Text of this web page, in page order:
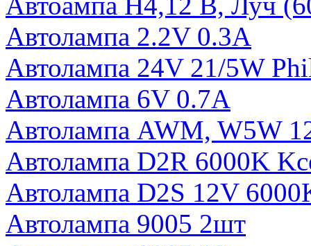
Автолампа 2.2V 0.3A
Автолампа 24V 21/5W
Автолампа 6V 0.7A
Автолампа AWM, W5W
Автолампа D2R 6000K
Автолампа D2S 12V
Автолампа 9005 2шт